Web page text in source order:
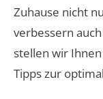
Zuhause nicht
verbessern
stellen wir
Tipps zur